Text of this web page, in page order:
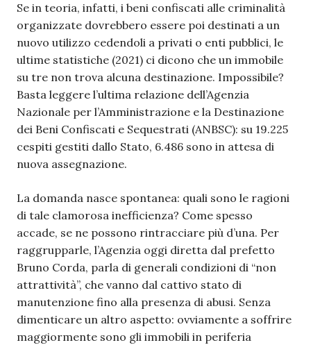
Se in teoria, infatti, i beni confiscati alle criminalità
organizzate dovrebbero essere poi destinati a un
nuovo utilizzo cedendoli a privati o enti pubblici, le
ultime statistiche (2021) ci dicono che un immobile
su tre non trova alcuna destinazione. Impossibile?
Basta leggere l’ultima relazione dell’Agenzia
Nazionale per l’Amministrazione e la Destinazione
dei Beni Confiscati e Sequestrati (ANBSC): su 19.225
cespiti gestiti dallo Stato, 6.486 sono in attesa di
nuova assegnazione.
La domanda nasce spontanea: quali sono le ragioni
di tale clamorosa inefficienza? Come spesso
accade, se ne possono rintracciare più d’una. Per
raggrupparle, l’Agenzia oggi diretta dal prefetto
Bruno Corda, parla di generali condizioni di “non
attrattività”, che vanno dal cattivo stato di
manutenzione fino alla presenza di abusi. Senza
dimenticare un altro aspetto: ovviamente a soffrire
maggiormente sono gli immobili in periferia